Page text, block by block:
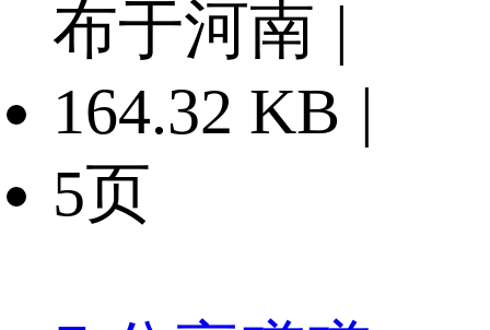
布于河南 |
164.32 KB |
5页